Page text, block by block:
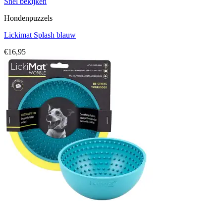
Hondenpuzzels
Lickimat Splash blauw
€16,95